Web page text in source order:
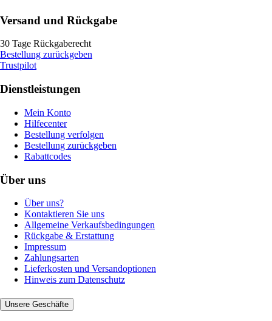
Versand und Rückgabe
30 Tage Rückgaberecht
Bestellung zurückgeben
Trustpilot
Dienstleistungen
Mein Konto
Hilfecenter
Bestellung verfolgen
Bestellung zurückgeben
Rabattcodes
Über uns
Über uns?
Kontaktieren Sie uns
Allgemeine Verkaufsbedingungen
Rückgabe & Erstattung
Impressum
Zahlungsarten
Lieferkosten und Versandoptionen
Hinweis zum Datenschutz
Unsere Geschäfte